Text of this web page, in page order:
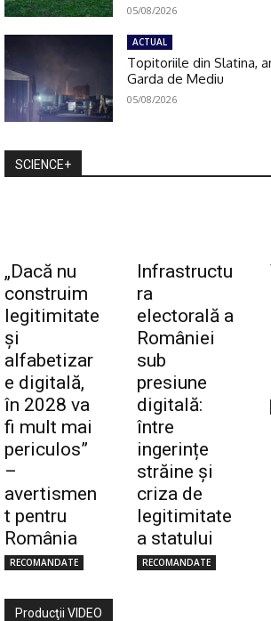
05/08/2026
ACTUAL
Topitoriile din Slatina,
Garda de Mediu
05/08/2026
SCIENCE+
„Dacă nu
construim
legitimitate
și
alfabetizar
e digitală,
în 2028 va
fi mult mai
periculos”
–
avertismen
t pentru
România
RECOMANDATE
Infrastructu
ra
electorală a
României
sub
presiune
digitală:
între
ingerințe
străine și
criza de
legitimitate
a statului
RECOMANDATE
Producţii VIDEO